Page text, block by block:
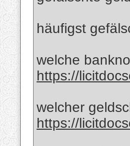
häufigst
welche
https://
welcher
https://